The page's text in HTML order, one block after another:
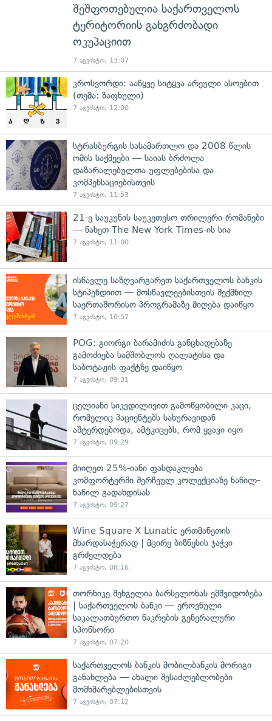
შეშფოთებულია საქართველოს
ტერიტორიის განგრძობადი
ოკუპაციით
7 აგვისტო, 13:07
კროსვორდი: ააწყვე სიტყვა არეული ასოებით
(თემა: ზაფხული)
7 აგვისტო, 12:00
სტრასბურგის სასამართლო და 2008 წლის
ომის საქმეები — საიას ბრძოლა
დაზარალებულთა უფლებებისა და
კომპენსაციებისთვის
7 აგვისტო, 11:53
21-ე საუკუნის საუკეთესო თრილერი რომანები
— ნახეთ The New York Times-ის სია
7 აგვისტო, 11:00
ისწავლე საზღვარგარეთ საქართველოს ბანკის
სტიპენდიით — მოსწავლეებისთვის შექმნილ
საერთაშორისო პროგრამაზე მიღება დაიწყო
7 აგვისტო, 10:57
POG: გიორგი ბარამიძის განცხადებაზე
გამოძიება სამშობლოს ღალატისა და
საბოტაჟის ფაქტზე დაიწყო
7 აგვისტო, 09:31
ცელიანი სიკვდილივით გამოწყობილი კაცი,
რომელიც პაციენტებს სახურავიდან
აშტერდებოდა, ამტკიცებს, რომ ყვავი იყო
7 აგვისტო, 09:29
მიიღეთ 25%-იანი ფასდაკლება
კომფორტერში შერჩეულ კოლექციაზე ნაწილ-
ნაწილ გადახდისას
7 აგვისტო, 09:27
Wine Square X Lunatic ერთმანეთის
მხარდასაჭერად | მცირე ბიზნესის ჯაჭვი
გრძელდება
7 აგვისტო, 08:16
თორნიკე შენგელია ბარსელონას ემშვიდობება
| საქართველოს ბანკი — ეროვნული
საკალათბურთო ნაკრების გენერალური
სპონსორი
7 აგვისტო, 07:20
საქართველოს ბანკის მობილბანკის მორიგი
განახლება — ახალი შესაძლებლობები
მომხმარებლებისთვის
7 აგვისტო, 07:12